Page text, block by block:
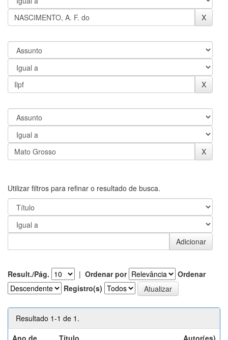
Utilizar filtros para refinar o resultado de busca.
Result./Pág. | Ordenar por
Ordenar
Registro(s)
Resultado 1-1 de 1.
Ano de
Título Autor(es)